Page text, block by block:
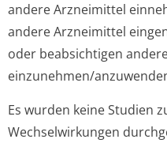
andere Arzneimittel
andere Arzneimittel
oder beabsichtigen
einzunehmen/
Es wurden keine Studien
Wechselwirkungen